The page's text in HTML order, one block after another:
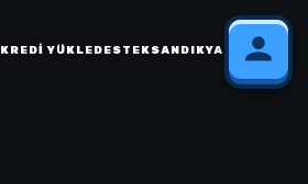
KREDI YÜKLEDESTEKSANDIKYARDIM